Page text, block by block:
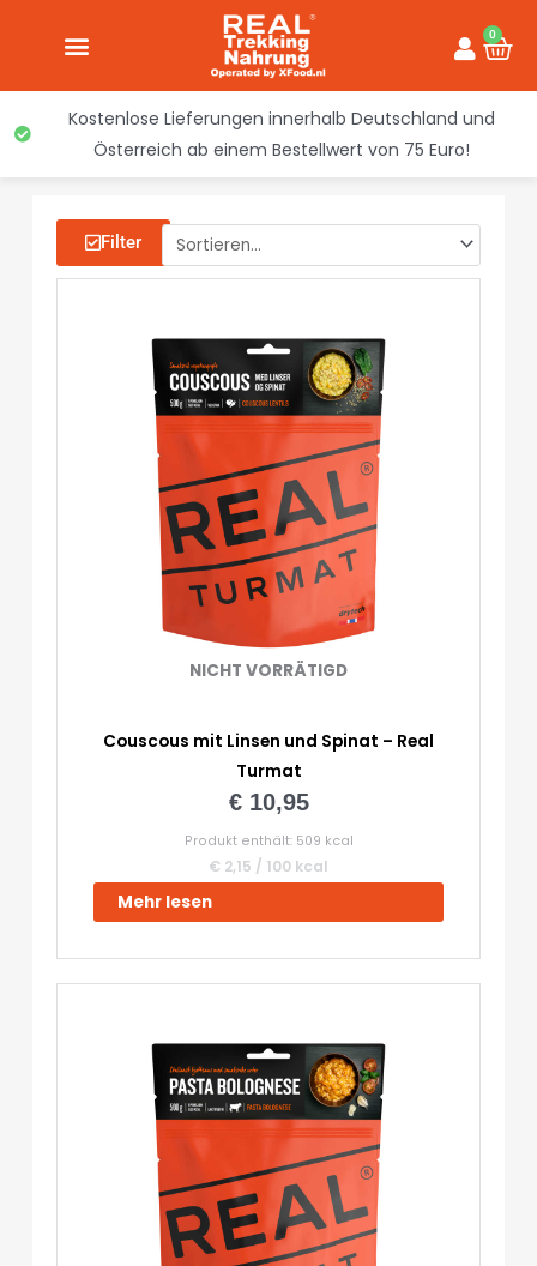
0
Kostenlose Lieferungen innerhalb Deutschland und
Österreich ab einem Bestellwert von 75 Euro!
Filter
NICHT VORRÄTIGD
Couscous mit Linsen und Spinat – Real
Turmat
€10,95
Produkt enthält: 509 kcal
€ 2,15 / 100 kcal
Mehr lesen